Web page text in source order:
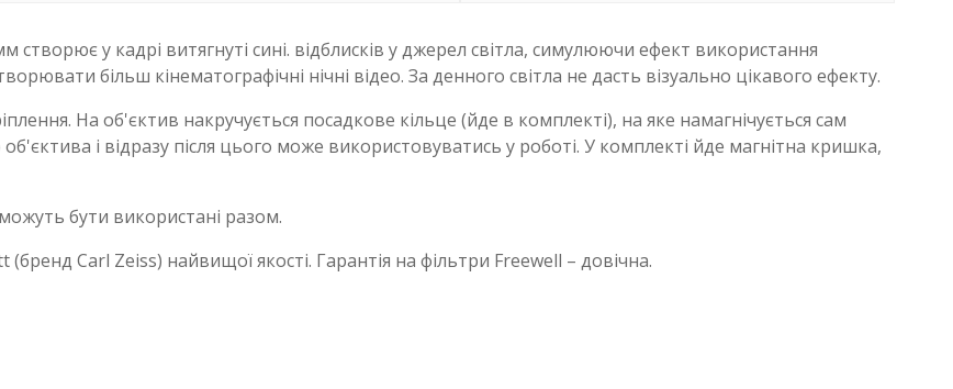
у кадрі витягнуті сині. відблисків у джерел світла, симулюючи ефект використання
більш кінематографічні нічні відео. За денного світла не дасть візуально цікавого ефекту.
На об'єктив накручується посадкове кільце (йде в комплекті), на яке намагнічується сам
і відразу після цього може використовуватись у роботі. У комплекті йде магнітна кришка,
бути використані разом.
Carl Zeiss) найвищої якості. Гарантія на фільтри Freewell – довічна.